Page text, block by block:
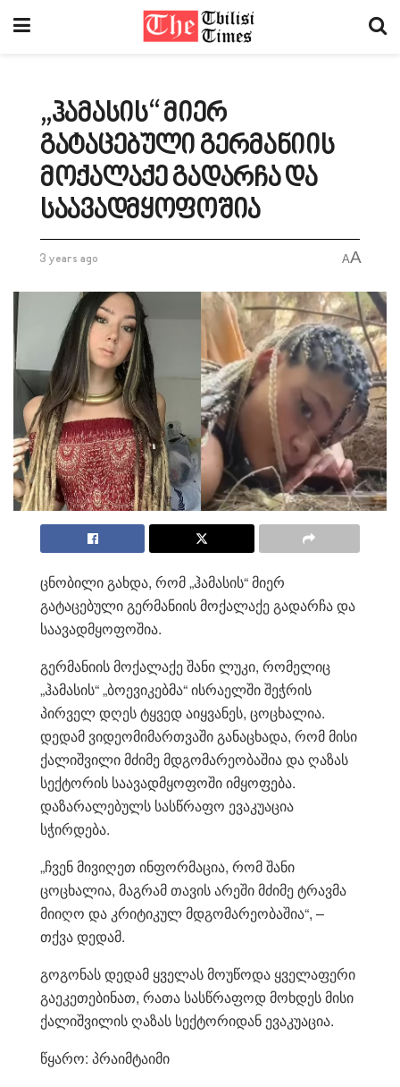
„ჰამასის“ მიერ
გატაცებული გერმანიის
მოქალაქე გადარჩა და
საავადმყოფოშია
3 years ago AA
ცნობილი გახდა, რომ „ჰამასის“ მიერ
გატაცებული გერმანიის მოქალაქე გადარჩა და
საავადმყოფოშია.
გერმანიის მოქალაქე შანი ლუკი, რომელიც
„ჰამასის“ „ბოევიკებმა“ ისრაელში შეჭრის
პირველ დღეს ტყვედ აიყვანეს, ცოცხალია.
დედამ ვიდეომიმართვაში განაცხადა, რომ მისი
ქალიშვილი მძიმე მდგომარეობაშია და ღაზას
სექტორის საავადმყოფოში იმყოფება.
დაზარალებულს სასწრაფო ევაკუაცია
სჭირდება.
„ჩვენ მივიღეთ ინფორმაცია, რომ შანი
ცოცხალია, მაგრამ თავის არეში მძიმე ტრავმა
მიიღო და კრიტიკულ მდგომარეობაშია“, –
თქვა დედამ.
გოგონას დედამ ყველას მოუწოდა ყველაფერი
გაეკეთებინათ, რათა სასწრაფოდ მოხდეს მისი
ქალიშვილის ღაზას სექტორიდან ევაკუაცია.
წყარო: პრაიმტაიმი